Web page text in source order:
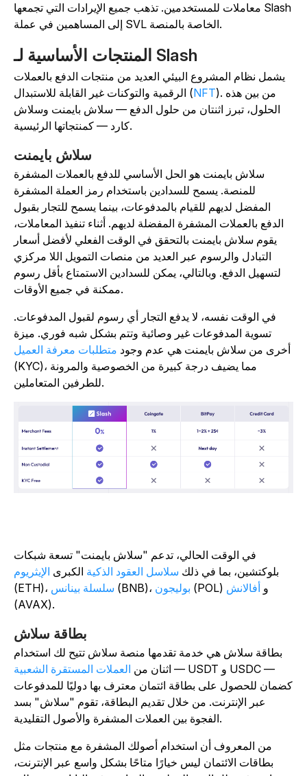
معاملات للمستخدمين. تذهب جميع الإيرادات التي تجمعها Slash
المنتجات الأساسية لـ Slash
يشمل نظام المشروع البيئي العديد من منتجات الدفع بالعملات
الرقمية والتوكنات غير القابلة للاستبدال (NFT). من بين هذه
الحلول، تبرز اثنتان من حلول الدفع — سلاش بايمنت وسلاش
سلاش بايمنت
سلاش بايمنت هو الحل الأساسي للدفع بالعملات المشفرة
للمنصة. يسمح للسدادين باستخدام رمز العملة المشفرة
المفضل لديهم للقيام بالمدفوعات، بينما يسمح للتجار بقبول
الدفع بالعملات المشفرة المفضلة لديهم. أثناء تنفيذ المعاملات،
يقوم سلاش بايمنت بالتحقق في الوقت الفعلي لأفضل أسعار
التبادل والرسوم عبر العديد من منصات التمويل اللا مركزي
لتسهيل الدفع. وبالتالي، يمكن للسدادين الاستمتاع بأقل رسوم
في الوقت نفسه، لا يدفع التجار أي رسوم لقبول المدفوعات.
تسوية المدفوعات غير وصائية وتتم بشكل شبه فوري. ميزة
أخرى من سلاش بايمنت هي عدم وجودمتطلبات معرفة العميل
(KYC)، مما يضيف درجة كبيرة من الخصوصية والمرونة
في الوقت الحالي، تدعم "سلاش بايمنت" تسعة شبكات
بلوكتشين، بما في ذلكسلاسل العقود الذكيةالكبرىالإيثريوم
(ETH)،سلسلة بينانس(BNB)،بوليجون
أفالانش
(AVAX).
بطاقة سلاش
بطاقة سلاش هي خدمة تقدمها منصة سلاش تتيح لك استخدام
اثنان من العملات المستقرة الشعبية
— USDT و USDC —
للحصول على بطاقة ائتمان معترف بها دوليًا للمدفوعات
عبر الإنترنت. من خلال تقديم البطاقة، تقوم "سلاش" بسد
من المعروف أن استخدام أصولك المشفرة مع منتجات مثل
بطاقات الائتمان ليس خيارًا متاحًا بشكل واسع عبر الإنترنت،